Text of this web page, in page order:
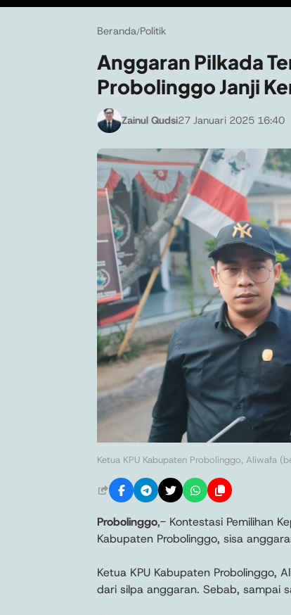
Beranda/Politik
Anggaran Pilkada
Probolinggo Janji
Zainul Qudsi27 Januari 2025 16:40
Ketua KPU Kabupaten Probolinggo, Aliwafa
Probolinggo,- Kontestasi Pemilihan
Kabupaten Probolinggo, sisa
Ketua KPU Kabupaten Probolinggo,
dari silpa anggaran. Sebab, sampai